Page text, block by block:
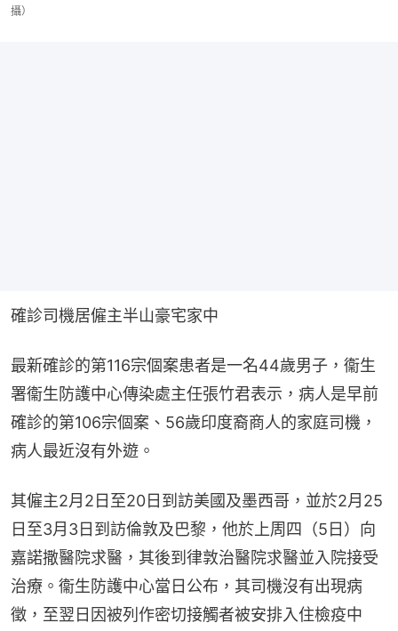
攝）
確診司機居僱主半山豪宅家中
最新確診的第116宗個案患者是一名44歲男子，衞生
署衞生防護中心傳染處主任張竹君表示，病人是早前
確診的第106宗個案、56歲印度裔商人的家庭司機，
病人最近沒有外遊。
其僱主2月2日至20日到訪美國及墨西哥，並於2月25
日至3月3日到訪倫敦及巴黎，他於上周四（5日）向
嘉諾撒醫院求醫，其後到律敦治醫院求醫並入院接受
治療。衞生防護中心當日公布，其司機沒有出現病
徵，至翌日因被列作密切接觸者被安排入住檢疫中